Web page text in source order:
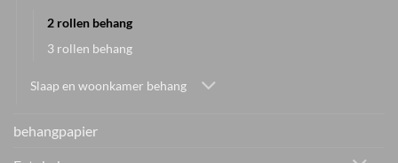
2 rollen behang
3 rollen behang
Slaap en woonkamer behang
behangpapier